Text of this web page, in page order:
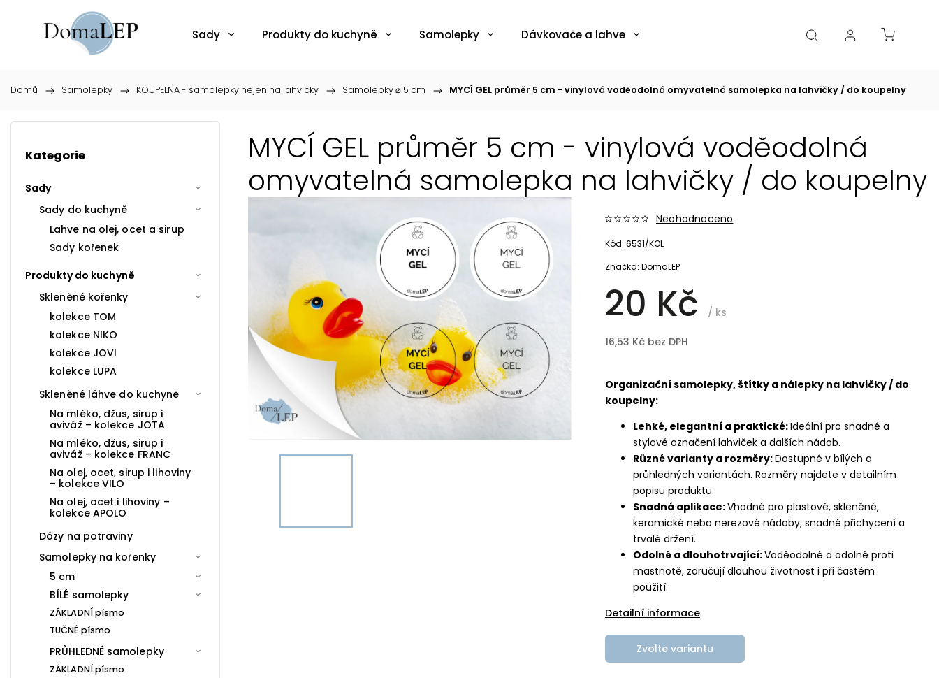
Sady Produkty do kuchyně Samolepky Dávkovače a lahve Boxy, dózy, kořenky, skleničky Akce
Domů / Samolepky / KOUPELNA - samolepky nejen na lahvičky / Samolepky ⌀ 5 cm / MYCÍ GEL průměr 5 cm - vinylová voděodolná omyvatelná samolepka na lahvičky / do koupelny
Kategorie
Sady
Sady do kuchyně
Lahve na olej, ocet a sirup
Sady kořenek
Produkty do kuchyně
Skleněné kořenky
kolekce TOM
kolekce NIKO
kolekce JOVI
kolekce LUPA
Skleněné láhve do kuchyně
Na mléko, džus, sirup i
aviváž – kolekce JOTA
Na mléko, džus, sirup i
aviváž – kolekce FRANC
Na olej, ocet, sirup i lihoviny
– kolekce VILO
Na olej, ocet i lihoviny –
kolekce APOLO
Dózy na potraviny
Samolepky na kořenky
5 cm
BÍLÉ samolepky
ZÁKLADNÍ písmo
TUČNÉ písmo
PRŮHLEDNÉ samolepky
ZÁKLADNÍ písmo
MYCÍ GEL průměr 5 cm - vinylová voděodolná
omyvatelná samolepka na lahvičky / do koupelny
Značka: DomaLEP
Neohodnoceno
20 Kč / ks
16,53 Kč bez DPH
Kód: 6531/KOL
Organizační samolepky, štítky a nálepky na lahvičky / do
koupelny:
Lehké, elegantní a praktické:Ideální pro snadné a
stylové označení lahviček a dalších nádob.
Různé varianty a rozměry:Dostupné v bílých a
průhledných variantách. Rozměry najdete v detailním
popisu produktu.
Snadná aplikace:Vhodné pro plastové, skleněné,
keramické nebo nerezové nádoby; snadné přichycení a
trvalé držení.
Odolné a dlouhotrvající:Voděodolné a odolné proti
mastnotě, zaručují dlouhou životnost i při častém
použití.
Detailní informace
Zvolte variantu